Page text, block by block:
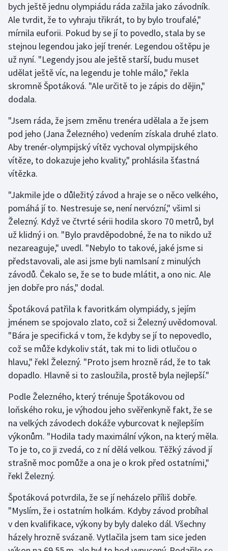
Lezení
Lyže a snowboard
Moderní pětiboj
Motorsport
Parasport
Plavání
Ragby
Rychlobruslení
Rychlostní kanoistika
Short track
Sportovní střelba
Stolní tenis
Triatlon
Veslování
Vodní slalom
Volejbal
Ostatní
bych ještě jednu olympiádu ráda zažila jako závodník.
Ale tvrdit, že to vyhraju třikrát, to by bylo troufalé,"
mírnila euforii. Pokud by se jí to povedlo, stala by se
stejnou legendou jako její trenér. Legendou oštěpu je
už nyní. "Legendy jsou ale ještě starší, budu muset
udělat ještě víc, na legendu je tohle málo," řekla
skromně Špotáková. "Ale určitě to je zápis do dějin,"
dodala.
"Jsem ráda, že jsem změnu trenéra udělala a že jsem
pod jeho (Jana Železného) vedením získala druhé zlato.
Aby trenér-olympijský vítěz vychoval olympijského
vítěze, to dokazuje jeho kvality," prohlásila šťastná
vítězka.
"Jakmile jde o důležitý závod a hraje se o něco velkého,
pomáhá jí to. Nestresuje se, není nervózní," všiml si
Železný. Když ve čtvrté sérii hodila skoro 70 metrů, byl
už klidný i on. "Bylo pravděpodobné, že na to nikdo už
nezareaguje," uvedl. "Nebylo to takové, jaké jsme si
představovali, ale asi jsme byli namlsaní z minulých
závodů. Čekalo se, že se to bude mlátit, a ono nic. Ale
jen dobře pro nás," dodal.
Špotáková patřila k favoritkám olympiády, s jejím
jménem se spojovalo zlato, což si Železný uvědomoval.
"Bára je specifická v tom, že kdyby se jí to nepovedlo,
což se může kdykoliv stát, tak mi to lidi otlučou o
hlavu," řekl Železný. "Proto jsem hrozně rád, že to tak
dopadlo. Hlavně si to zasloužila, prostě byla nejlepší."
Podle Železného, který trénuje Špotákovou od
loňského roku, je výhodou jeho svěřenkyně fakt, že se
na velkých závodech dokáže vyburcovat k nejlepším
výkonům. "Hodila tady maximální výkon, na který měla.
To je to, co ji zvedá, co z ní dělá velkou. Těžký závod jí
strašně moc pomůže a ona je o krok před ostatními,"
řekl Železný.
Špotáková potvrdila, že se jí neházelo příliš dobře.
"Myslím, že i ostatním holkám. Kdyby závod probíhal
v den kvalifikace, výkony by byly daleko dál. Všechny
házely hrozně svázaně. Vytlačila jsem tam sice jeden